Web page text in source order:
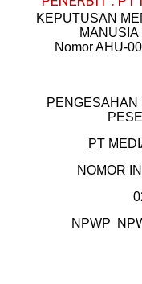
KEPUTUSAN
Nomor AHU-
PT
NOMOR
NPWP